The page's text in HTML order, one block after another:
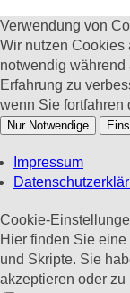
Verwendung von
Wir nutzen Cookies
notwendig
Erfahrung zu
wenn Sie fortfahren
Nur Notwendige
Impressum
Cookie-
Hier finden Sie
und Skripte. Sie
akzeptieren oder zu